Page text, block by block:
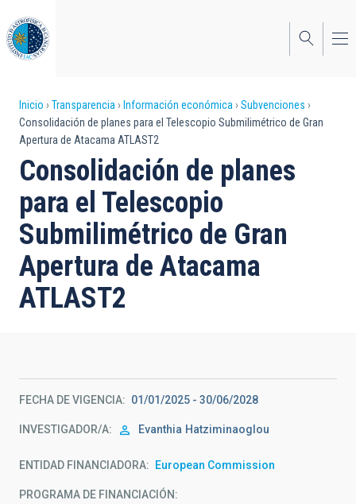
al
contenido
principal
Sobrescribir
enlaces
de
ayuda
a
la
navegación
Inicio Transparencia Información económica
Subvenciones
Consolidación de planes para el Telescopio Submilimétrico de Gran
Apertura de Atacama ATLAST2
Consolidación de planes
para el Telescopio
Submilimétrico de Gran
Apertura de Atacama
ATLAST2
FECHA DE VIGENCIA 01/01/2025 - 30/06/2028
INVESTIGADOR/A Evanthia Hatziminaoglou
ENTIDAD FINANCIADORA European Commission
PROGRAMA DE FINANCIACIÓN